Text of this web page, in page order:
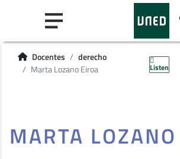
Docentes
derecho
Marta Lozano Eiroa
Listen
MARTA